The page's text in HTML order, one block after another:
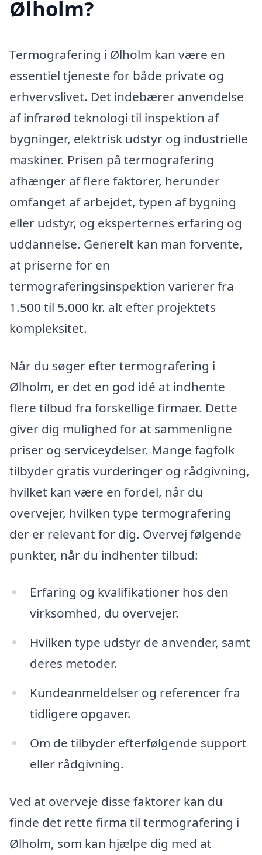
Ølholm?
Termografering i Ølholm kan være en
essentiel tjeneste for både private og
erhvervslivet. Det indebærer anvendelse
af infrarød teknologi til inspektion af
bygninger, elektrisk udstyr og industrielle
maskiner. Prisen på termografering
afhænger af flere faktorer, herunder
omfanget af arbejdet, typen af bygning
eller udstyr, og eksperternes erfaring og
uddannelse. Generelt kan man forvente,
at priserne for en
termograferingsinspektion varierer fra
1.500 til 5.000 kr. alt efter projektets
kompleksitet.
Når du søger efter termografering i
Ølholm, er det en god idé at indhente
flere tilbud fra forskellige firmaer. Dette
giver dig mulighed for at sammenligne
priser og serviceydelser. Mange fagfolk
tilbyder gratis vurderinger og rådgivning,
hvilket kan være en fordel, når du
overvejer, hvilken type termografering
der er relevant for dig. Overvej følgende
punkter, når du indhenter tilbud:
Erfaring og kvalifikationer hos den
virksomhed, du overvejer.
Hvilken type udstyr de anvender, samt
deres metoder.
Kundeanmeldelser og referencer fra
tidligere opgaver.
Om de tilbyder efterfølgende support
eller rådgivning.
Ved at overveje disse faktorer kan du
finde det rette firma til termografering i
Ølholm, som kan hjælpe dig med at